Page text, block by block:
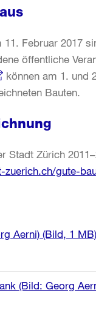
Februar 2017
öffentliche
können am 1. und
Bauten.
Stadt Zürich
zuerich.ch/gute-
Aerni) (Bild, 1 MB)
(Bild: Georg